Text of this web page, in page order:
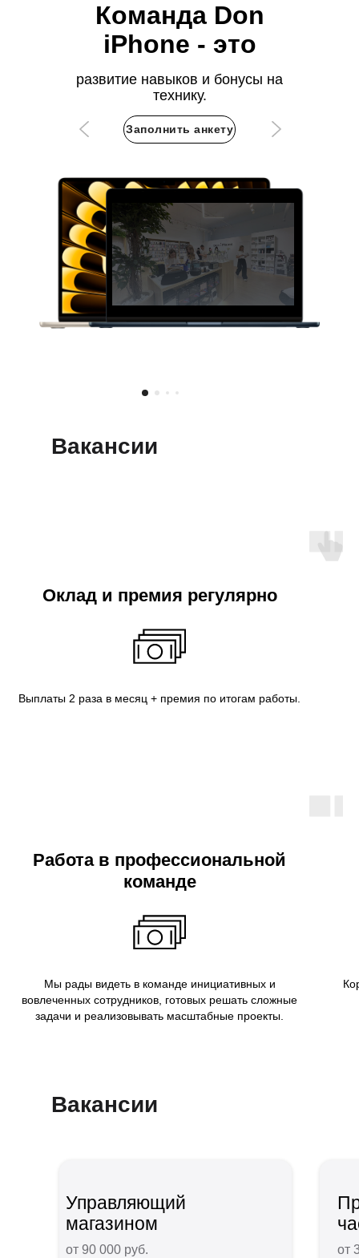
развитие навыков и бонусы на
технику.
Команда Don
iPhone - это
Заполнить анкету
Вакансии
Оклад и премия регулярно
Выплаты 2 раза в месяц + премия по итогам работы.
Работа в профессиональной
команде
Мы рады видеть в команде инициативных и
вовлеченных сотрудников, готовых решать сложные
задачи и реализовывать масштабные проекты.
Вакансии
Управляющий
магазином
от
от 90 000 руб.